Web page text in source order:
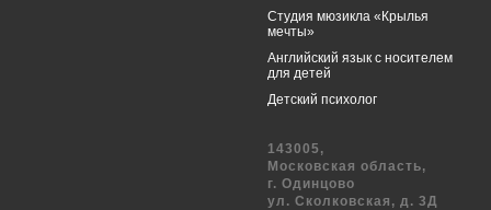
Студия мюзикла «Крылья
мечты»
Английский язык с носителем
для детей
Детский психолог
143005,
Московская область,
г. Одинцово
ул. Сколковская, д. 3Д